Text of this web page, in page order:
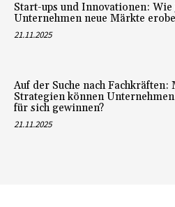
Start-ups und Innovationen: Wie
Unternehmen neue Märkte
21.11.2025
Auf der Suche nach Fachkräften:
Strategien können
für sich gewinnen?
21.11.2025